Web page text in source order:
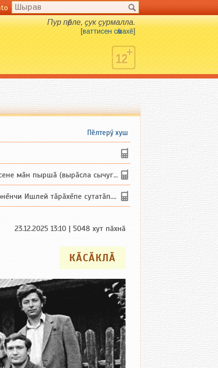
Пур пӗрле, ҫук ҫурмалла.
[ваттисен сӑмахӗ]
Пӗлтерӳ хуш
мăн пыршă (вырăсла сычуг) ...
Ишлей тăрăхĕпе сутатăп. Ха...
23.12.2025 13:10 | 5048 хут пӑхнӑ
КӐСӐКЛӐ